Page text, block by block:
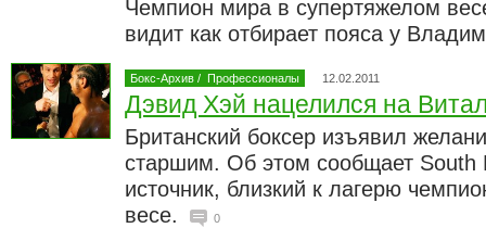
Чемпион мира в супертяжелом
видит как отбирает пояса у
Бокс-Архив / Профессионалы 12.02.2011
Дэвид Хэй нацелился на
Британский боксер изъявил
старшим. Об этом сообщает South
источник, близкий к лагерю
весе.
0